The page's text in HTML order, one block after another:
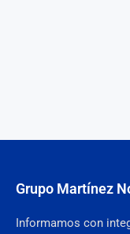
Grupo Martínez
Informamos con